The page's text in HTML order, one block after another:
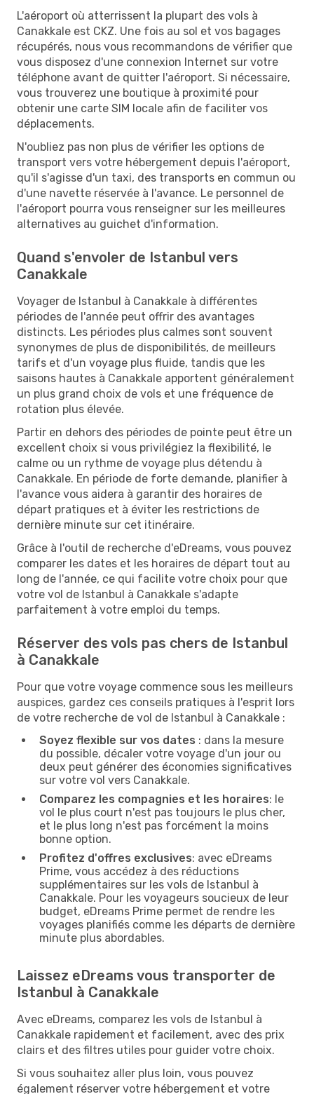
L'aéroport où atterrissent la plupart des vols à
Canakkale est CKZ. Une fois au sol et vos bagages
récupérés, nous vous recommandons de vérifier que
vous disposez d'une connexion Internet sur votre
téléphone avant de quitter l'aéroport. Si nécessaire,
vous trouverez une boutique à proximité pour
obtenir une carte SIM locale afin de faciliter vos
déplacements.
N'oubliez pas non plus de vérifier les options de
transport vers votre hébergement depuis l'aéroport,
qu'il s'agisse d'un taxi, des transports en commun ou
d'une navette réservée à l'avance. Le personnel de
l'aéroport pourra vous renseigner sur les meilleures
alternatives au guichet d'information.
Quand s'envoler de Istanbul vers
Canakkale
Voyager de Istanbul à Canakkale à différentes
périodes de l'année peut offrir des avantages
distincts. Les périodes plus calmes sont souvent
synonymes de plus de disponibilités, de meilleurs
tarifs et d'un voyage plus fluide, tandis que les
saisons hautes à Canakkale apportent généralement
un plus grand choix de vols et une fréquence de
rotation plus élevée.
Partir en dehors des périodes de pointe peut être un
excellent choix si vous privilégiez la flexibilité, le
calme ou un rythme de voyage plus détendu à
Canakkale. En période de forte demande, planifier à
l'avance vous aidera à garantir des horaires de
départ pratiques et à éviter les restrictions de
dernière minute sur cet itinéraire.
Grâce à l'outil de recherche d'eDreams, vous pouvez
comparer les dates et les horaires de départ tout au
long de l'année, ce qui facilite votre choix pour que
votre vol de Istanbul à Canakkale s'adapte
parfaitement à votre emploi du temps.
Réserver des vols pas chers de Istanbul
à Canakkale
Pour que votre voyage commence sous les meilleurs
auspices, gardez ces conseils pratiques à l'esprit lors
de votre recherche de vol de Istanbul à Canakkale :
Soyez flexible sur vos dates : dans la mesure
du possible, décaler votre voyage d'un jour ou
deux peut générer des économies significatives
sur votre vol vers Canakkale.
Comparez les compagnies et les horaires: le
vol le plus court n'est pas toujours le plus cher,
et le plus long n'est pas forcément la moins
bonne option.
Profitez d'offres exclusives: avec eDreams
Prime, vous accédez à des réductions
supplémentaires sur les vols de Istanbul à
Canakkale. Pour les voyageurs soucieux de leur
budget, eDreams Prime permet de rendre les
voyages planifiés comme les départs de dernière
minute plus abordables.
Laissez eDreams vous transporter de
Istanbul à Canakkale
Avec eDreams, comparez les vols de Istanbul à
Canakkale rapidement et facilement, avec des prix
clairs et des filtres utiles pour guider votre choix.
Si vous souhaitez aller plus loin, vous pouvez
également réserver votre hébergement et votre